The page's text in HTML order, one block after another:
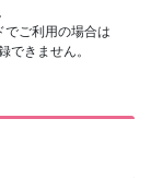
でご利用の場合は
きません。